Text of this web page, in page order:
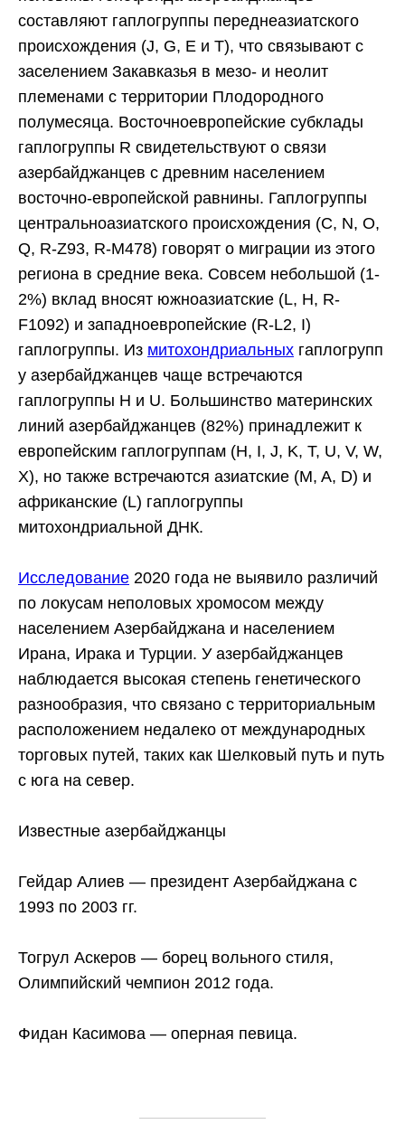
составляют гаплогруппы переднеазиатского
происхождения (J, G, E и T), что связывают с
заселением Закавказья в мезо- и неолит
племенами с территории Плодородного
полумесяца. Восточноевропейские субклады
гаплогруппы R свидетельствуют о связи
азербайджанцев с древним населением
восточно-европейской равнины. Гаплогруппы
центральноазиатского происхождения (C, N, O,
Q, R-Z93, R-M478) говорят о миграции из этого
региона в средние века. Совсем небольшой (1-
2%) вклад вносят южноазиатские (L, H, R-
F1092) и западноевропейские (R-L2, I)
гаплогруппы. Из митохондриальных гаплогрупп
у азербайджанцев чаще встречаются
гаплогруппы Н и U. Большинство материнских
линий азербайджанцев (82%) принадлежит к
европейским гаплогруппам (H, I, J, K, T, U, V, W,
X), но также встречаются азиатские (M, A, D) и
африканские (L) гаплогруппы
митохондриальной ДНК.
Исследование 2020 года не выявило различий
по локусам неполовых хромосом между
населением Азербайджана и населением
Ирана, Ирака и Турции. У азербайджанцев
наблюдается высокая степень генетического
разнообразия, что связано с территориальным
расположением недалеко от международных
торговых путей, таких как Шелковый путь и путь
с юга на север.
Известные азербайджанцы
Гейдар Алиев — президент Азербайджана с
1993 по 2003 гг.
Тогрул Аскеров — борец вольного стиля,
Олимпийский чемпион 2012 года.
Фидан Касимова — оперная певица.
Узнайте, какойДНК-тест вам
Происхождение, здоровье, эффективность